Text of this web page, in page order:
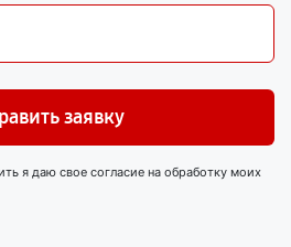
заявку
я даю свое согласие на обработку моих